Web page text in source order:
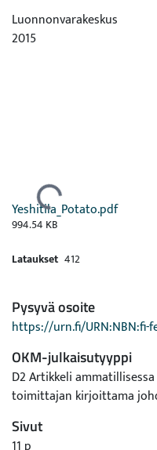
Luonnonvarakeskus
2015
Ladataan...
Yeshitila_Potato.pdf
994.54 KB
Lataukset 412
Pysyvä osoite
https://urn.fi/URN:NBN:fi-
OKM-julkaisutyyppi
D2 Artikkeli
toimittajan kirjoittama
Sivut